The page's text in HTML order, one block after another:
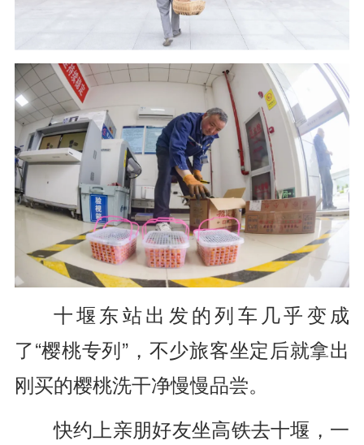
十堰东站出发的列车 几乎变成
了“樱桃专列”， 不少旅客坐定后就拿出
刚买的樱桃洗干净慢慢品尝。
快约上亲朋好友坐高铁去十堰， 一